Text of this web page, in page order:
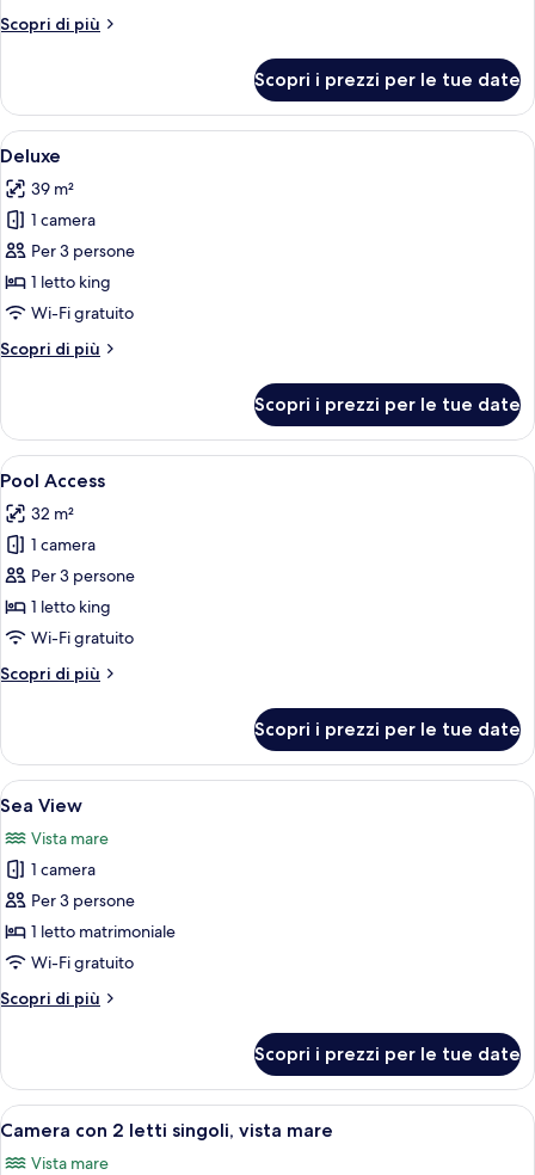
Scopri di più
Altri
View
Scopri i prezzi per le tue date
Apri
tutte
le
foto
per
Deluxe
Una camera d'albergo con un letto,
5
Deluxe
39 m²
1 camera
Per 3 persone
1 letto king
Wi-Fi gratuito
Scopri di più
Altri
Scopri i prezzi per le tue date
Apri
tutte
le
foto
per
Pool
Access
Un hotel con piscina, lettini e una
9
Pool Access
32 m²
1 camera
Per 3 persone
1 letto king
Wi-Fi gratuito
Scopri di più
Altri
Access
Scopri i prezzi per le tue date
Apri
tutte
le
foto
per
Sea
View
Una camera d'albergo con due letti,
9
Sea View
Vista mare
1 camera
Per 3 persone
1 letto matrimoniale
Wi-Fi gratuito
Scopri di più
Altri
View
Scopri i prezzi per le tue date
Apri
tutte
Camera con 2 letti singoli, vista mare
1
Camera con 2 letti singoli, vista mare
Vista mare